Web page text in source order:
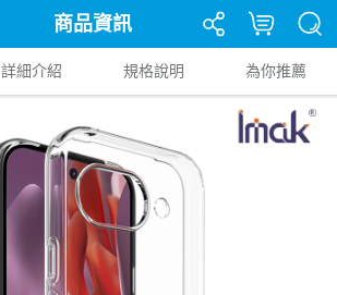
商品資訊
詳細介紹 規格說明 為你推薦